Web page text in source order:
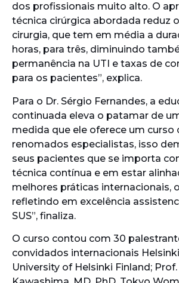
dos profissionais muito alto. O
técnica cirúrgica abordada reduz
cirurgia, que tem em média a
horas, para três, diminuindo
permanência na UTI e taxas de
para os pacientes”, explica.
Para o Dr. Sérgio Fernandes, a
continuada eleva o patamar de
medida que ele oferece um curso
renomados especialistas, isso
seus pacientes que se importa
técnica contínua e em estar
melhores práticas internacionais,
refletindo em excelência
SUS”, finaliza.
O curso contou com 30
convidados internacionais
University of Helsinki Finland;